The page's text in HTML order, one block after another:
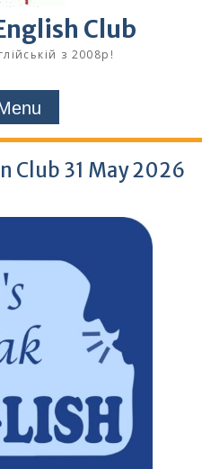
Club
з 2008р!
Club 31 May 2026